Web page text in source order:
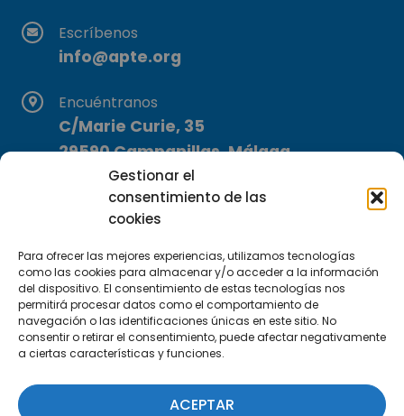
Gestionar el
consentimiento de las
cookies
Para ofrecer las mejores experiencias, utilizamos tecnologías
como las cookies para almacenar y/o acceder a la información
del dispositivo. El consentimiento de estas tecnologías nos
permitirá procesar datos como el comportamiento de
navegación o las identificaciones únicas en este sitio. No
consentir o retirar el consentimiento, puede afectar negativamente
a ciertas características y funciones.
ACEPTAR
Escríbenos
info@apte.org
Encuéntranos
C/Marie Curie, 35
29590 Campanillas, Málaga
Suscríbete a nuestra Newsletter
SUSCRÍBETE AQUÍ